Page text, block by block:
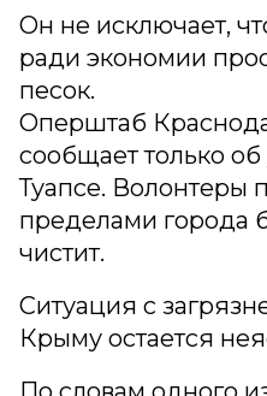
Он не исключает,
ради экономии
песок.
Оперштаб
сообщает только
Туапсе. Волонтеры
пределами города
чистит.
Ситуация с
Крыму остается